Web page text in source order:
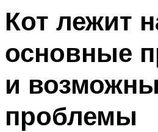
Кот лежит
основные
и
проблемы